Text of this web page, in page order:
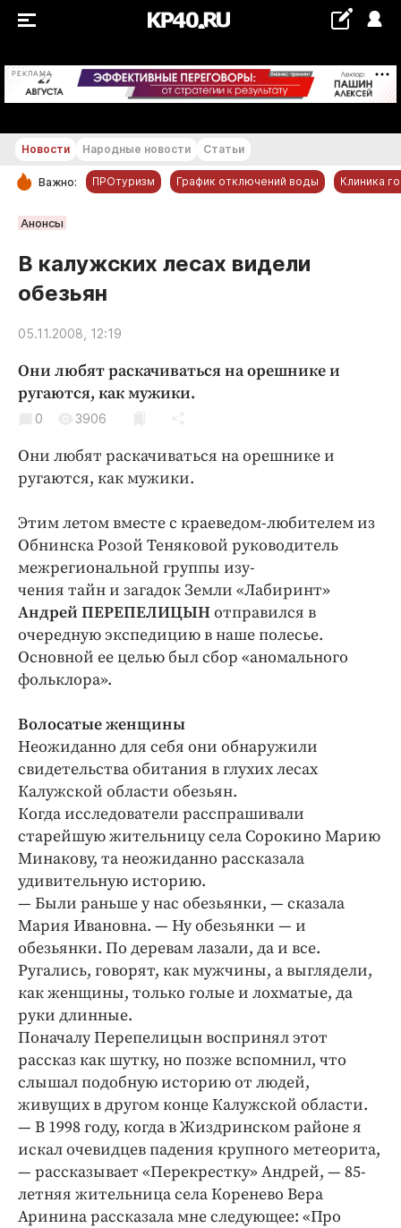
РЕКЛАМА +26...+27 °С
РУБРИКИ
Новости компаний
Статьи
Народные новости
Авто и транспорт
Благоустройство
Криминал
Недвижимость и ЖКХ
Образование
Общество
Погода
Праздники
Происшествия
Спорт
Экономика и бизнес
ПРОЕКТЫ
Блоги
Издания
Медиаперсона
Интересное чтиво
Клиника года
Бренд года
Работодатель года
Новости Народные новости Статьи
Важно: ПРОтуризм График отключений воды Клиника
Анонсы
В калужских лесах видели
обезьян
05.11.2008, 12:19
Они любят раскачиваться на орешнике и
ругаются, как мужики.
0 3906
Они любят раскачиваться на орешнике и
ругаются, как мужики.
Этим летом вместе с краеведом-любителем из
Обнинска Розой Теняковой руководитель
межрегиональной группы изу-
чения тайн и загадок Земли «Лабиринт»
Андрей ПЕРЕПЕЛИЦЫНотправился в
очередную экспедицию в наше полесье.
Основной ее целью был сбор «аномального
фольклора».
Волосатые женщины
Неожиданно для себя они обнаружили
свидетельства обитания в глухих лесах
Калужской области обезьян.
Когда исследователи расспрашивали
старейшую жительницу села Сорокино Марию
Минакову, та неожиданно рассказала
удивительную историю.
— Были раньше у нас обезьянки, — сказала
Мария Ивановна. — Ну обезьянки — и
обезьянки. По деревам лазали, да и все.
Ругались, говорят, как мужчины, а выглядели,
как женщины, только голые и лохматые, да
руки длинные.
Поначалу Перепелицын воспринял этот
рассказ как шутку, но позже вспомнил, что
слышал подобную историю от людей,
живущих в другом конце Калужской области.
— В 1998 году, когда в Жиздринском районе я
искал очевидцев падения крупного метеорита,
— рассказывает «Перекрестку» Андрей, — 85-
летняя жительница села Коренево Вера
Аринина рассказала мне следующее: «Про